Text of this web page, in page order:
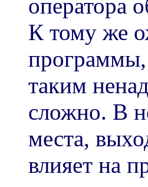
оператора
К тому же
программы,
таким
сложно. В
места,
влияет на